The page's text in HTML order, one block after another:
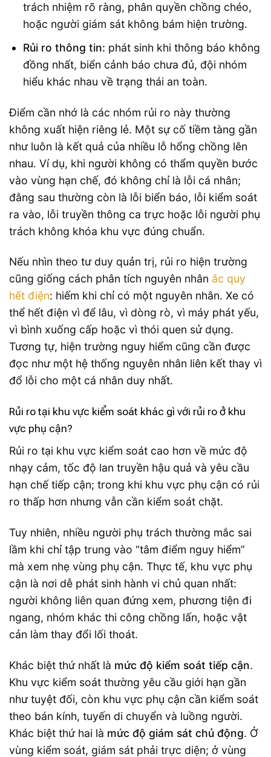
trách nhiệm rõ ràng, phân quyền chồng chéo,
hoặc người giám sát không bám hiện trường.
Rủi ro thông tin: phát sinh khi thông báo không
đồng nhất, biển cảnh báo chưa đủ, đội nhóm
hiểu khác nhau về trạng thái an toàn.
Điểm cần nhớ là các nhóm rủi ro này thường
không xuất hiện riêng lẻ. Một sự cố tiềm tàng gần
như luôn là kết quả của nhiều lỗ hổng chồng lên
nhau. Ví dụ, khi người không có thẩm quyền bước
vào vùng hạn chế, đó không chỉ là lỗi cá nhân;
đằng sau thường còn là lỗi biển báo, lỗi kiểm soát
ra vào, lỗi truyền thông ca trực hoặc lỗi người phụ
trách không khóa khu vực đúng chuẩn.
Nếu nhìn theo tư duy quản trị, rủi ro hiện trường
cũng giống cách phân tích nguyên nhân ắc quy
hết điện: hiếm khi chỉ có một nguyên nhân. Xe có
thể hết điện vì để lâu, vì dòng rò, vì máy phát yếu,
vì bình xuống cấp hoặc vì thói quen sử dụng.
Tương tự, hiện trường nguy hiểm cũng cần được
đọc như một hệ thống nguyên nhân liên kết thay vì
đổ lỗi cho một cá nhân duy nhất.
Rủi ro tại khu vực kiểm soát khác gì với rủi ro ở khu
vực phụ cận?
Rủi ro tại khu vực kiểm soát cao hơn về mức độ
nhạy cảm, tốc độ lan truyền hậu quả và yêu cầu
hạn chế tiếp cận; trong khi khu vực phụ cận có rủi
ro thấp hơn nhưng vẫn cần kiểm soát chặt.
Tuy nhiên, nhiều người phụ trách thường mắc sai
lầm khi chỉ tập trung vào “tâm điểm nguy hiểm”
mà xem nhẹ vùng phụ cận. Thực tế, khu vực phụ
cận là nơi dễ phát sinh hành vi chủ quan nhất:
người không liên quan đứng xem, phương tiện đi
ngang, nhóm khác thi công chồng lấn, hoặc vật
cản làm thay đổi lối thoát.
Khác biệt thứ nhất là mức độ kiểm soát tiếp cận.
Khu vực kiểm soát thường yêu cầu giới hạn gần
như tuyệt đối, còn khu vực phụ cận cần kiểm soát
theo bán kính, tuyến di chuyển và luồng người.
Khác biệt thứ hai là mức độ giám sát chủ động. Ở
vùng kiểm soát, giám sát phải trực diện; ở vùng